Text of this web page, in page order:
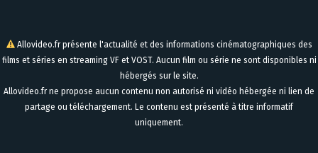
Allovideo.fr présente l'actualité et des informations cinématographiques des
films et séries en streaming VF et VOST. Aucun film ou série ne sont disponibles ni
hébergés sur le site.
Allovideo.fr ne propose aucun contenu non autorisé ni vidéo hébergée ni lien de
partage ou téléchargement. Le contenu est présenté à titre informatif
uniquement.